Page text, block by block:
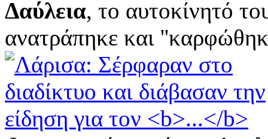
Δαύλεια, το αυτοκίνητό
ανατράπηκε και